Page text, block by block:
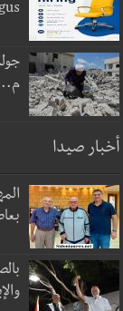
أخبار صيدا